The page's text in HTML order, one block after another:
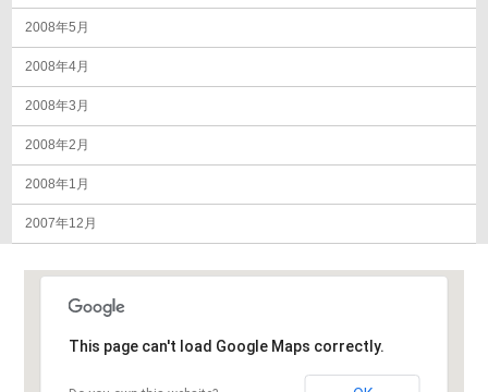
2008年5月
2008年4月
2008年3月
2008年2月
2008年1月
2007年12月
This page can't load Google Maps correctly.